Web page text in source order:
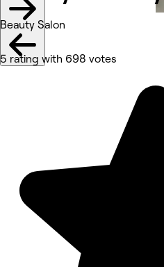
Beauty Salon
5 rating with 698 votes